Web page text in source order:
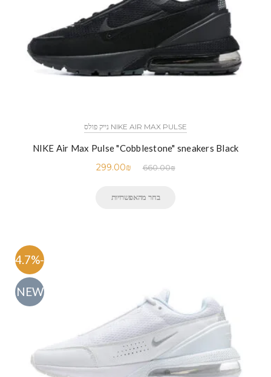
NIKE AIR MAX PULSE נייק פולס
NIKE Air Max Pulse "Cobblestone" sneakers Black
660.00₪
299.00₪
בחר מהאפשרויות
-54.7%
NEW